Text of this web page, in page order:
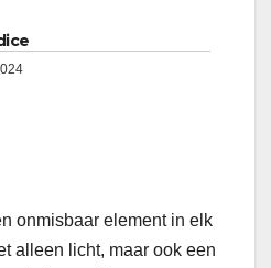
onmisbaar element in elk
alleen licht, maar ook een